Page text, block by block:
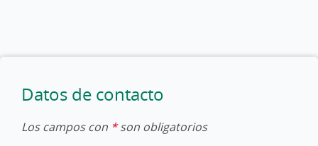
Datos de contacto
Los campos con *son obligatorios